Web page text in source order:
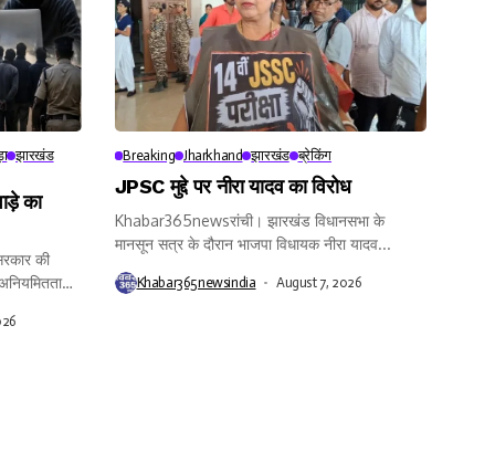
झारखंड
का
की
Breaking Jharkhand झारखंड ब्रेकिंग
JPSC मुद्दे पर नीरा यादव का विरोध
Khabar365newsरांची। झारखंड विधानसभा के
मानसून सत्र के दौरान भाजपा विधायक नीरा यादव...
Khabar365newsindia August 7, 2026